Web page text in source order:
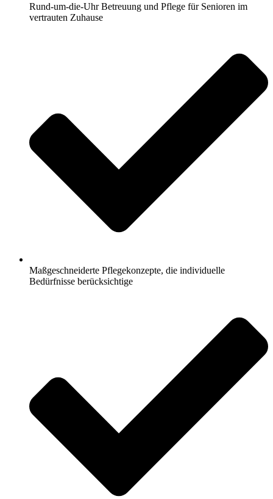
Rund-um-die-Uhr Betreuung und Pflege für Senioren im
vertrauten Zuhause
Maßgeschneiderte Pflegekonzepte, die individuelle
Bedürfnisse berücksichtige